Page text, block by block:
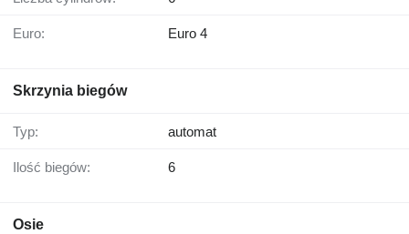
Euro: Euro 4
Skrzynia biegów
Typ: automat
Ilość biegów: 6
Osie